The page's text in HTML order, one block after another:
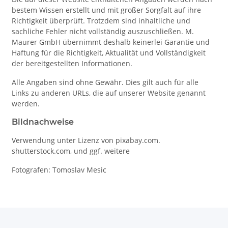
bestem Wissen erstellt und mit großer Sorgfalt auf ihre
Richtigkeit überprüft. Trotzdem sind inhaltliche und
sachliche Fehler nicht vollständig auszuschließen. M.
Maurer GmbH übernimmt deshalb keinerlei Garantie und
Haftung für die Richtigkeit, Aktualität und Vollständigkeit
der bereitgestellten Informationen.
Alle Angaben sind ohne Gewähr. Dies gilt auch für alle
Links zu anderen URLs, die auf unserer Website genannt
werden.
Bildnachweise
Verwendung unter Lizenz von pixabay.com.
shutterstock.com, und ggf. weitere
Fotografen: Tomoslav Mesic